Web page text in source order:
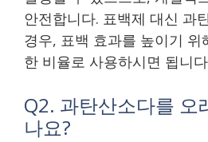
안전합니다. 표백제 대신 과
경우, 표백 효과를 높이기
한 비율로 사용하시면 됩니
Q2. 과탄산소다를 오
나요?